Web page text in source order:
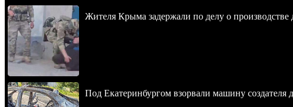
Жителя Крыма задержали по делу о
Под Екатеринбургом взорвали машину создателя